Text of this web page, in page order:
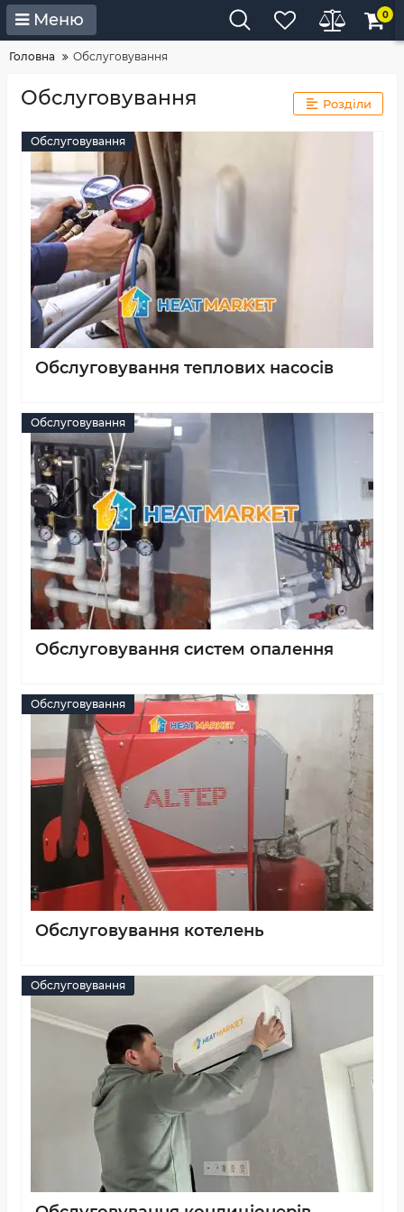
Меню 0
Головна Обслуговування
Обслуговування Розділи
Обслуговування
Обслуговування теплових насосів
Обслуговування
Обслуговування систем опалення
Обслуговування
Обслуговування котелень
Обслуговування